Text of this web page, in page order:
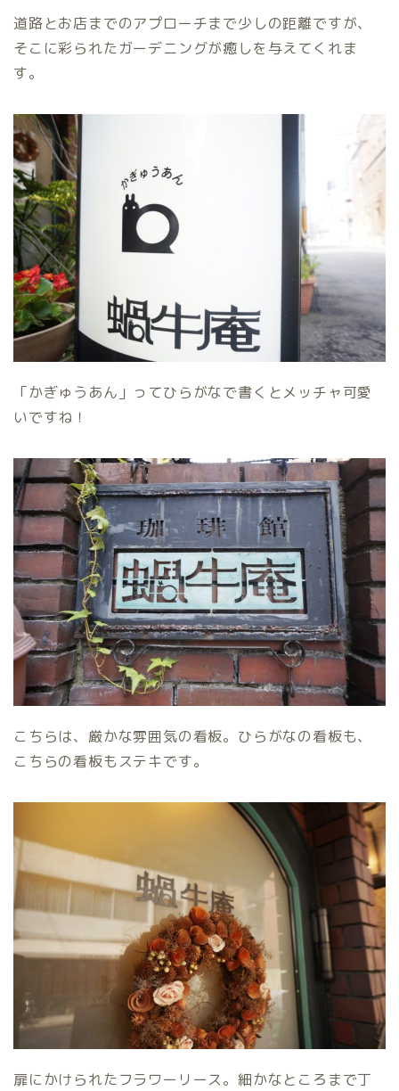
道路とお店までのアプローチまで少しの距離ですが、
そこに彩られたガーデニングが癒しを与えてくれま
す。
「かぎゅうあん」ってひらがなで書くとメッチャ可愛
いですね！
こちらは、厳かな雰囲気の看板。ひらがなの看板も、
こちらの看板もステキです。
扉にかけられたフラワーリース。細かなところまで丁